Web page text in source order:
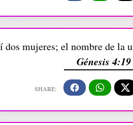
dos mujeres; el nombre de la
Génesis 4:19